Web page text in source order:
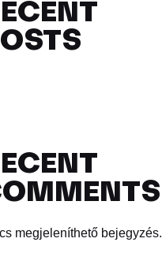
megjeleníthető bejegyzés.